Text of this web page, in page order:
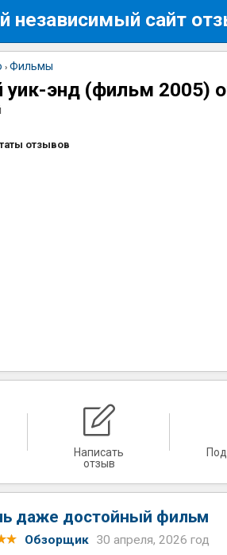
независимый сайт
›Фильмы
уик-энд (фильм 2005)
отзывов
Написать
отзыв
даже достойный фильм
Обзорщик 30 апреля, 2026 год